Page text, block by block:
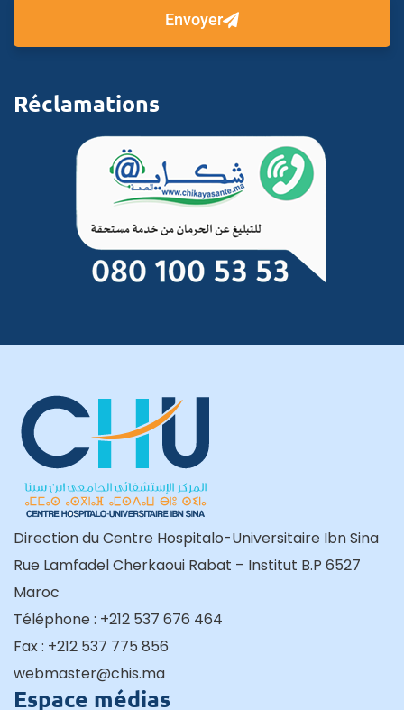
Envoyer
Réclamations
Direction du Centre Hospitalo-Universitaire Ibn Sina
Rue Lamfadel Cherkaoui Rabat – Institut B.P 6527
Maroc
Téléphone : +212 537 676 464
Fax : +212 537 775 856
webmaster@chis.ma
Espace médias